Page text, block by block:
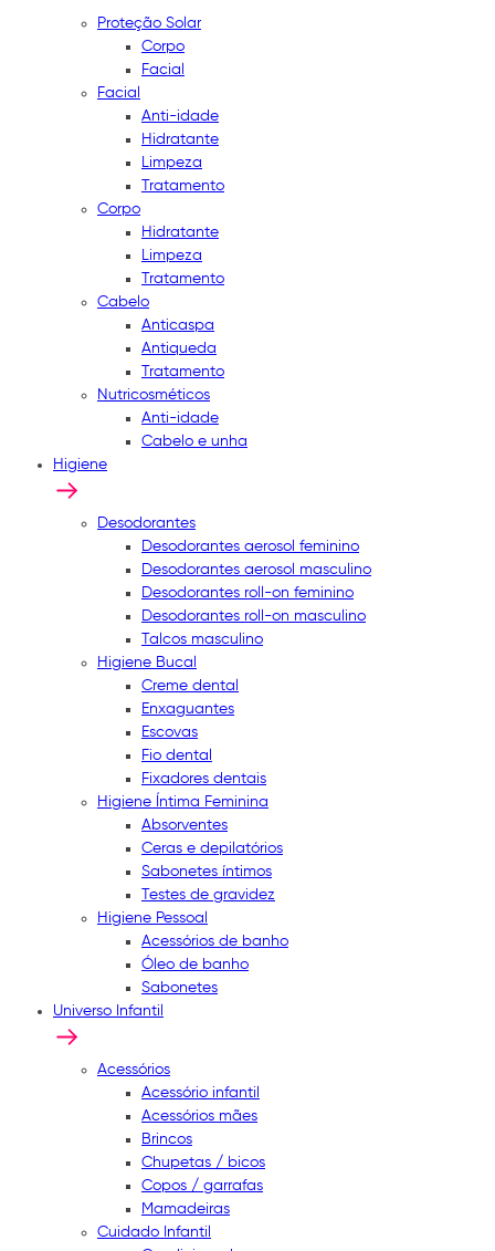
Proteção Solar
Corpo
Facial
Facial
Anti-idade
Hidratante
Limpeza
Tratamento
Corpo
Hidratante
Limpeza
Tratamento
Cabelo
Anticaspa
Antiqueda
Tratamento
Nutricosméticos
Anti-idade
Cabelo e unha
Higiene
Desodorantes
Desodorantes aerosol feminino
Desodorantes aerosol masculino
Desodorantes roll-on feminino
Desodorantes roll-on masculino
Talcos masculino
Higiene Bucal
Creme dental
Enxaguantes
Escovas
Fio dental
Fixadores dentais
Higiene Íntima Feminina
Absorventes
Ceras e depilatórios
Sabonetes íntimos
Testes de gravidez
Higiene Pessoal
Acessórios de banho
Óleo de banho
Sabonetes
Universo Infantil
Acessórios
Acessório infantil
Acessórios mães
Brincos
Chupetas / bicos
Copos / garrafas
Mamadeiras
Cuidado Infantil